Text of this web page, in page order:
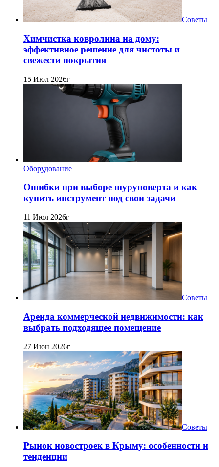
Советы
Химчистка ковролина на дому:
эффективное решение для чистоты и
свежести покрытия
15 Июл 2026г
Оборудование
Ошибки при выборе шуруповерта и как
купить инструмент под свои задачи
11 Июл 2026г
Советы
Аренда коммерческой недвижимости: как
выбрать подходящее помещение
27 Июн 2026г
Советы
Рынок новостроек в Крыму: особенности и
тенденции